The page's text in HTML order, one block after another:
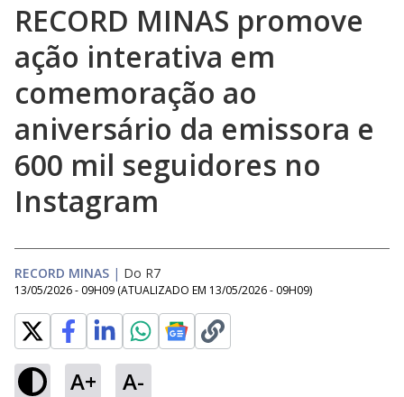
RECORD MINAS promove
ação interativa em
comemoração ao
aniversário da emissora e
600 mil seguidores no
Instagram
RECORD MINAS | Do R7
13/05/2026 - 09H09 (ATUALIZADO EM 13/05/2026 - 09H09)
A+ A-